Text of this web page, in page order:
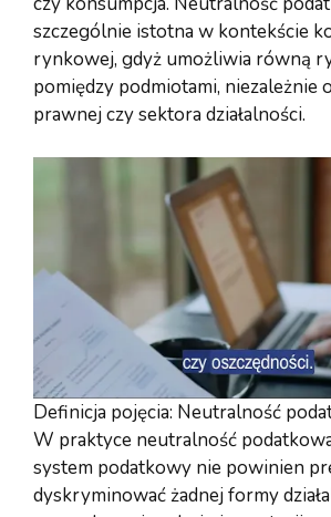
szczególnie istotna w kontekście
rynkowej, gdyż umożliwia równą
pomiędzy podmiotami, niezależnie
prawnej czy sektora działalności.
Definicja pojęcia: Neutralność
W praktyce neutralność
system podatkowy nie powinien
dyskryminować żadnej formy